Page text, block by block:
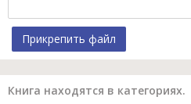
Прикрепить файл
Книга находятся в категориях.